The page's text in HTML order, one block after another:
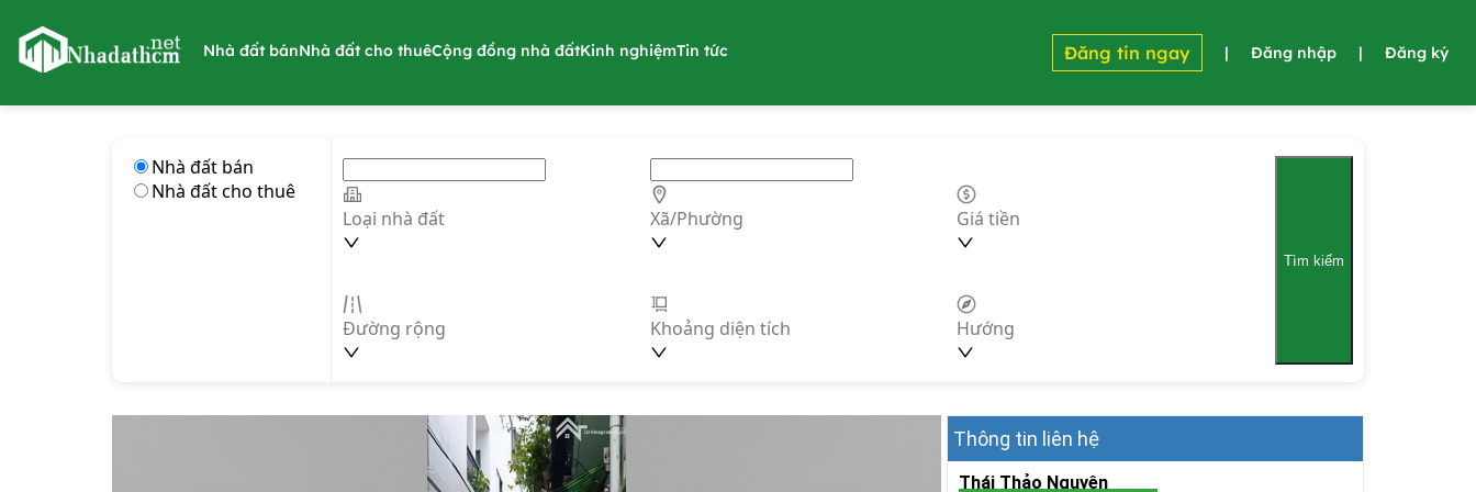
nhadathcm.net
Nhà đất bánNhà đất cho thuêCộng đồng nhà đấtKinh nghiệmTin tức Đăng tin ngay | Đăng nhập | Đăng ký
Nhà đất bán
Nhà đất cho thuê
Loại nhà đất
Xã/Phường Giá tiền
Đường rộng Khoảng diện tích Hướng
Tìm kiếm
Thông tin liên hệ
Thái Thảo Nguyên